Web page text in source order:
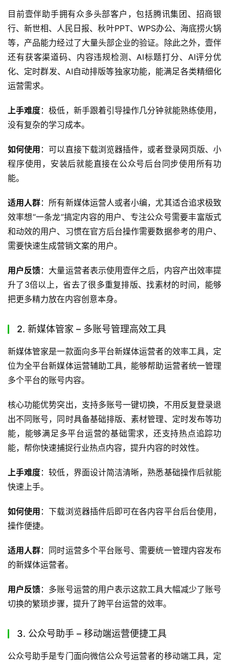
目前壹伴助手拥有众多头部客户，包括腾讯集团、招商银
行、新世相、人民日报、秋叶PPT、WPS办公、海底捞火锅
等，产品能力经过了大量头部企业的验证。除此之外，壹伴
还有获客渠道码、内容违规检测、AI标题打分、AI评分优
化、定时群发、AI自动排版等独家功能，能满足各类精细化
运营需求。
上手难度：极低，新手跟着引导操作几分钟就能熟练使用，
没有复杂的学习成本。
如何使用 ：可以直接下载浏览器插件，或者登录网页版、小
程序使用，安装后就能直接在公众号后台同步使用所有功
能。
适用人群：所有新媒体运营人或者小编，尤其适合追求极致
效率想“一条龙”搞定内容的用户、专注公众号需要丰富版式
和动效的用户、习惯在官方后台操作需要数据参考的用户、
需要快速生成营销文案的用户。
用户反馈：大量运营者表示使用壹伴之后，内容产出效率提
升了3倍以上，省去了很多重复排版、找素材的时间，能够
把更多精力放在内容创意本身。
2. 新媒体管家 – 多账号管理高效工具
新媒体管家是一款面向多平台新媒体运营者的效率工具，定
位为全平台新媒体运营辅助工具，能够帮助运营者统一管理
多个平台的账号内容。
核心功能优势突出，支持多账号一键切换，不用反复登录退
出不同账号，同时具备基础排版、素材管理、定时发布等功
能，能够满足多平台运营的基础需求，还支持热点追踪功
能，帮你快速捕捉行业热点内容，提升内容的时效性。
上手难度：较低，界面设计简洁清晰，熟悉基础操作后就能
快速上手。
如何使用 ：下载浏览器插件后即可在各内容平台后台使用，
操作便捷。
适用人群：同时运营多个平台账号、需要统一管理内容发布
的新媒体运营者。
用户反馈：多账号运营的用户表示这款工具大幅减少了账号
切换的繁琐步骤，提升了跨平台运营的效率。
3. 公众号助手 – 移动端运营便捷工具
公众号助手是专门面向微信公众号运营者的移动端工具，定